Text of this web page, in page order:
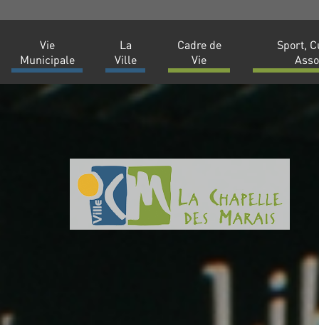
Vie
Municipale
La
Ville
Cadre de
Vie
Sport,